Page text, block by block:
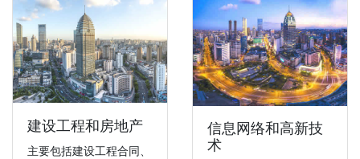
建设工程和房地产
主要包括建设工程合同、
信息网络和高新技
术